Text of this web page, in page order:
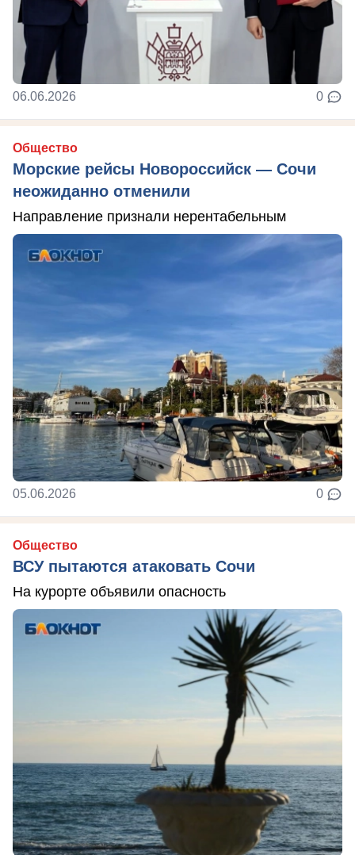
06.06.2026 0
Общество
Морские рейсы Новороссийск — Сочи
неожиданно отменили
Направление признали нерентабельным
05.06.2026 0
Общество
ВСУ пытаются атаковать Сочи
На курорте объявили опасность